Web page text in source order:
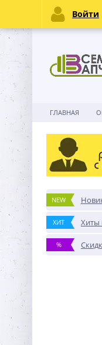
ГЛАВНАЯ
NEW
ХИТ Хиты
%
Войти